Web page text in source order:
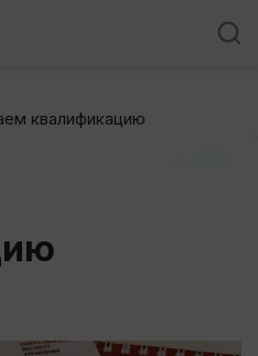
квалификацию